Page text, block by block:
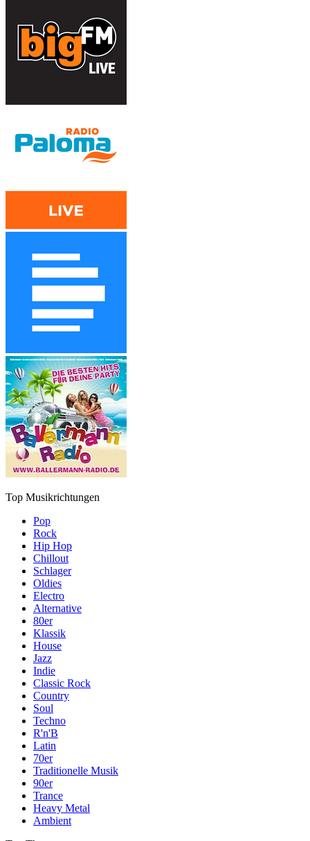
Top Musikrichtungen
Pop
Rock
Hip Hop
Chillout
Schlager
Oldies
Electro
Alternative
80er
Klassik
House
Jazz
Indie
Classic Rock
Country
Soul
Techno
R'n'B
Latin
70er
Traditionelle Musik
90er
Trance
Heavy Metal
Ambient